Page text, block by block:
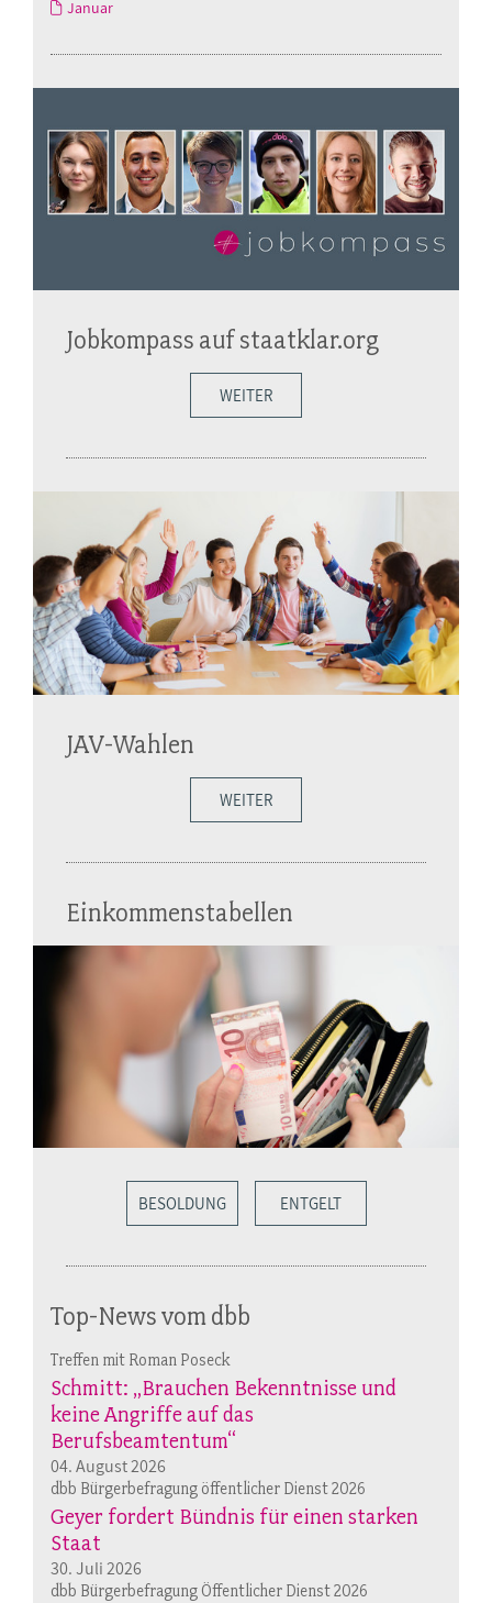
Januar
Jobkompass auf staatklar.org
WEITER
JAV-Wahlen
WEITER
Einkommenstabellen
BESOLDUNG ENTGELT
Top-News vom dbb
Treffen mit Roman Poseck
Schmitt: „Brauchen Bekenntnisse und
keine Angriffe auf das
Berufsbeamtentum“
04. August 2026
dbb Bürgerbefragung öffentlicher Dienst 2026
Geyer fordert Bündnis für einen starken
Staat
30. Juli 2026
dbb Bürgerbefragung Öffentlicher Dienst 2026